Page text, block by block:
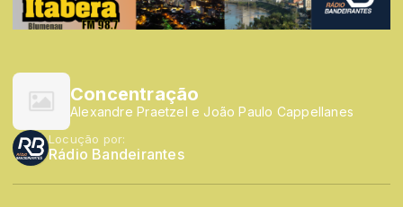
Concentração
Alexandre Praetzel e João Paulo Cappellanes
Locução por:
Rádio Bandeirantes